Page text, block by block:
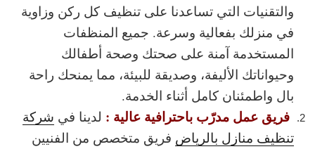
والتقنيات التي تساعدنا على تنظيف كل ركن وزاوية
في منزلك بفعالية وسرعة. جميع المنظفات
المستخدمة آمنة على صحتك وصحة أطفالك
وحيواناتك الأليفة، وصديقة للبيئة، مما يمنحك راحة
بال واطمئنان كامل أثناء الخدمة.
فريق عمل مدرّب باحترافية عالية : لدينا في شركة
تنظيف منازل بالرياض فريق متخصص من الفنيين